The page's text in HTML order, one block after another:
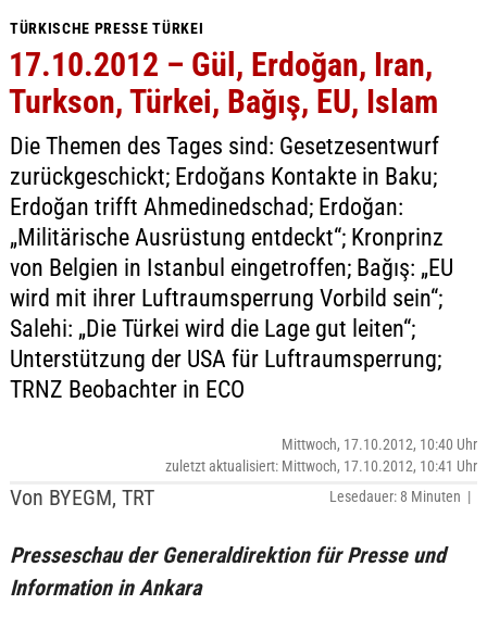
TÜRKISCHE PRESSE TÜRKEI
17.10.2012 – Gül, Erdoğan, Iran,
Turkson, Türkei, Bağış, EU, Islam
Die Themen des Tages sind: Gesetzesentwurf
zurückgeschickt; Erdoğans Kontakte in Baku;
Erdoğan trifft Ahmedinedschad; Erdoğan:
„Militärische Ausrüstung entdeckt“; Kronprinz
von Belgien in Istanbul eingetroffen; Bağış: „EU
wird mit ihrer Luftraumsperrung Vorbild sein“;
Salehi: „Die Türkei wird die Lage gut leiten“;
Unterstützung der USA für Luftraumsperrung;
TRNZ Beobachter in ECO
Von BYEGM, TRT
Mittwoch, 17.10.2012, 10:40 Uhr
zuletzt aktualisiert: Mittwoch, 17.10.2012, 10:41 Uhr
Lesedauer: 8 Minuten |
Presseschau der Generaldirektion für Presse und
Information in Ankara